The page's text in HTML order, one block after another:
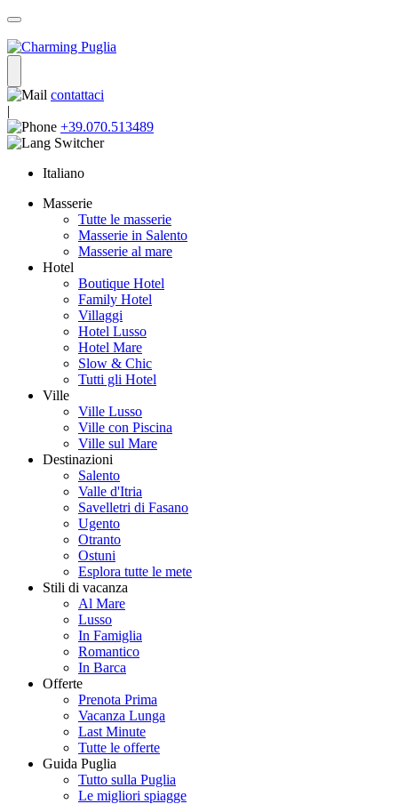
contattaci
|
+39.070.513489
Italiano
Masserie
Tutte le masserie
Masserie in Salento
Masserie al mare
Hotel
Boutique Hotel
Family Hotel
Villaggi
Hotel Lusso
Hotel Mare
Slow & Chic
Tutti gli Hotel
Ville
Ville Lusso
Ville con Piscina
Ville sul Mare
Destinazioni
Salento
Valle d'Itria
Savelletri di Fasano
Ugento
Otranto
Ostuni
Esplora tutte le mete
Stili di vacanza
Al Mare
Lusso
In Famiglia
Romantico
In Barca
Offerte
Prenota Prima
Vacanza Lunga
Last Minute
Tutte le offerte
Guida Puglia
Tutto sulla Puglia
Le migliori spiagge